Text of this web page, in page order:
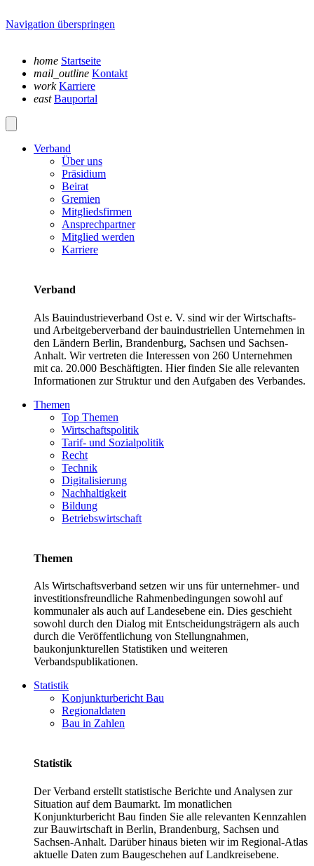
Navigation überspringen
home Startseite
mail_outline Kontakt
work Karriere
east Bauportal
Verband
Über uns
Präsidium
Beirat
Gremien
Mitgliedsfirmen
Ansprechpartner
Mitglied werden
Karriere
Verband
Als Bauindustrieverband Ost e. V. sind wir der Wirtschafts-
und Arbeitgeberverband der bauindustriellen Unternehmen in
den Ländern Berlin, Brandenburg, Sachsen und Sachsen-
Anhalt. Wir vertreten die Interessen von 260 Unternehmen
mit ca. 20.000 Beschäftigten. Hier finden Sie alle relevanten
Informationen zur Struktur und den Aufgaben des Verbandes.
Themen
Top Themen
Wirtschaftspolitik
Tarif- und Sozialpolitik
Recht
Technik
Digitalisierung
Nachhaltigkeit
Bildung
Betriebswirtschaft
Themen
Als Wirtschaftsverband setzen wir uns für unternehmer- und
investitionsfreundliche Rahmenbedingungen sowohl auf
kommunaler als auch auf Landesebene ein. Dies geschieht
sowohl durch den Dialog mit Entscheidungsträgern als auch
durch die Veröffentlichung von Stellungnahmen,
baukonjunkturellen Statistiken und weiteren
Verbandspublikationen.
Statistik
Konjunkturbericht Bau
Regionaldaten
Bau in Zahlen
Statistik
Der Verband erstellt statistische Berichte und Analysen zur
Situation auf dem Baumarkt. Im monatlichen
Konjunkturbericht Bau finden Sie alle relevanten Kennzahlen
zur Bauwirtschaft in Berlin, Brandenburg, Sachsen und
Sachsen-Anhalt. Darüber hinaus bieten wir im Regional-Atlas
aktuelle Daten zum Baugeschehen auf Landkreisebene.